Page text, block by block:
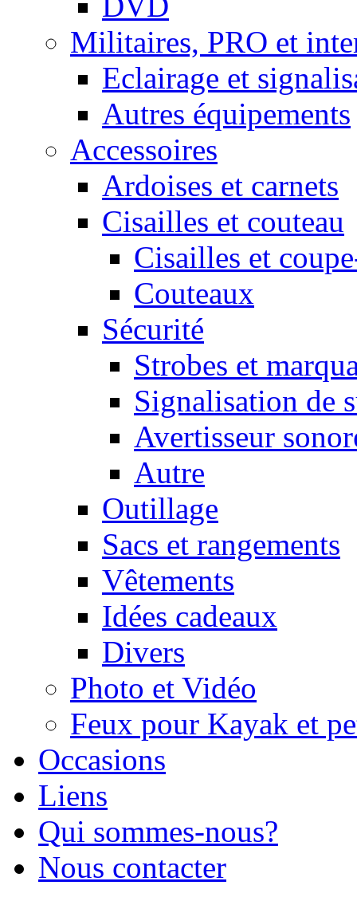
Militaires, PRO et
Eclairage et
Autres équipements
Accessoires
Ardoises et carnets
Cisailles et couteau
Cisailles et
Couteaux
Sécurité
Strobes et
Signalisation de
Avertisseur
Autre
Outillage
Sacs et rangements
Vêtements
Idées cadeaux
Divers
Photo et Vidéo
Feux pour Kayak et
Occasions
Liens
Qui sommes-nous?
Nous contacter